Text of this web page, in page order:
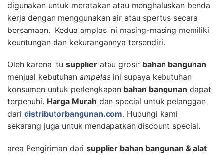
digunakan untuk meratakan atau menghaluskan benda
kerja dengan menggunakan air atau spertus secara
bersamaan. Kedua amplas ini masing-masing memiliki
keuntungan dan kekurangannya tersendiri.
Oleh karena itu supplier atau grosir bahan bangunan
menjual kebutuhan ampelas ini supaya kebutuhan
konsumen untuk perlengkapan bahan bangunan dapat
terpenuhi. Harga Murah dan special untuk pelanggan
dari distributorbangunan.com. Hubungi kami
sekarang juga untuk mendapatkan discount special.
area Pengiriman dari supplier bahan bangunan & alat